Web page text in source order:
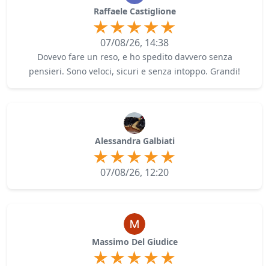
Raffaele Castiglione
07/08/26, 14:38
Dovevo fare un reso, e ho spedito davvero senza
pensieri. Sono veloci, sicuri e senza intoppo. Grandi!
Alessandra Galbiati
07/08/26, 12:20
Massimo Del Giudice